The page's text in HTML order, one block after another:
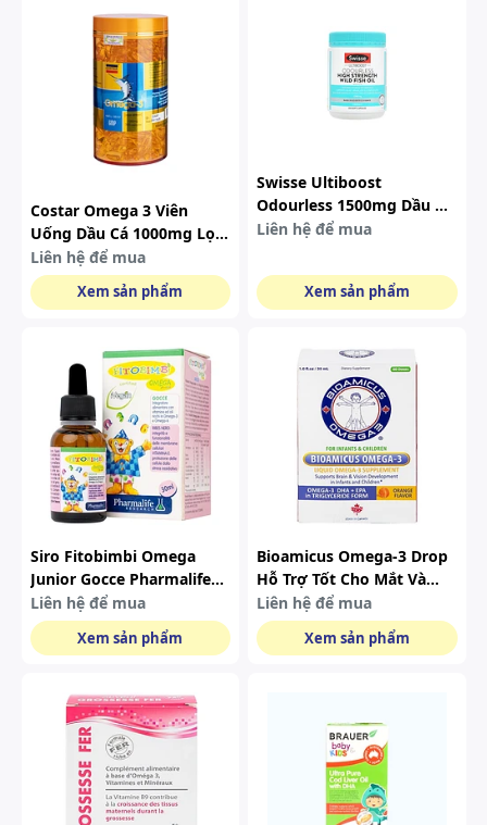
Costar Omega 3 Viên
Uống Dầu Cá 1000mg Lọ
365 Viên
Liên hệ để mua
Xem sản phẩm
Swisse Ultiboost
Odourless 1500mg Dầu Cá
Giúp Tim, Não, Mắt Khỏe
Liên hệ để mua
Xem sản phẩm
Siro Fitobimbi Omega
Junior Gocce Pharmalife
Bổ Sung Acid Béo Không
No Omega-3, Omega-6
(30ml)
Liên hệ để mua
Xem sản phẩm
Bioamicus Omega-3 Drop
Hỗ Trợ Tốt Cho Mắt Và
Não (lọ 30ml)
Liên hệ để mua
Xem sản phẩm